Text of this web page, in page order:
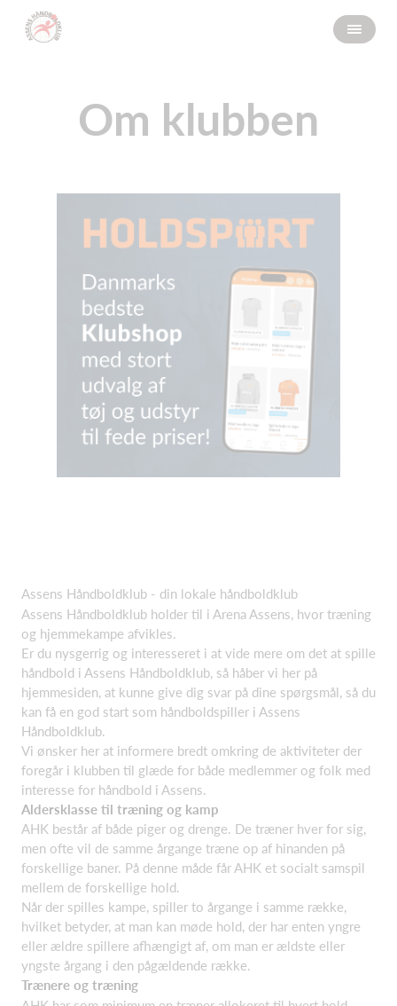
Om klubben
Assens Håndboldklub - din lokale håndboldklub
Assens Håndboldklub holder til i Arena Assens, hvor træning
og hjemmekampe afvikles.
Er du nysgerrig og interesseret i at vide mere om det at spille
håndbold i Assens Håndboldklub, så håber vi her på
hjemmesiden, at kunne give dig svar på dine spørgsmål, så du
kan få en god start som håndboldspiller i Assens
Håndboldklub.
Vi ønsker her at informere bredt omkring de aktiviteter der
foregår i klubben til glæde for både medlemmer og folk med
interesse for håndbold i Assens.
Aldersklasse til træning og kamp
AHK består af både piger og drenge. De træner hver for sig,
men ofte vil de samme årgange træne op af hinanden på
forskellige baner. På denne måde får AHK et socialt samspil
mellem de forskellige hold.
Når der spilles kampe, spiller to årgange i samme række,
hvilket betyder, at man kan møde hold, der har enten yngre
eller ældre spillere afhængigt af, om man er ældste eller
yngste årgang i den pågældende række.
Trænere og træning